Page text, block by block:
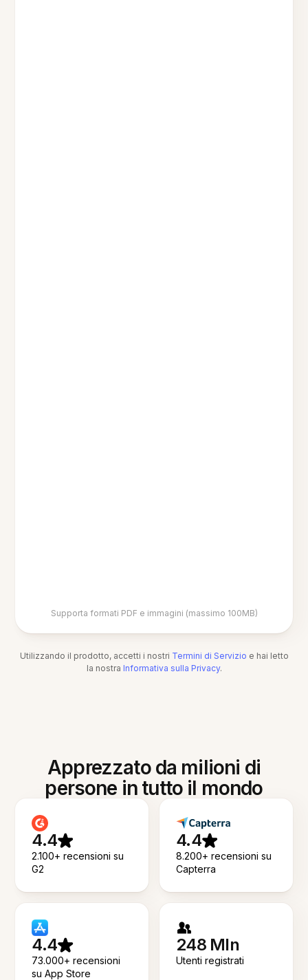
Supporta formati PDF e immagini (massimo 100MB)
Utilizzando il prodotto, accetti i nostri Termini di Servizio e hai letto
la nostra Informativa sulla Privacy.
Apprezzato da milioni di
persone in tutto il mondo
4.4
2.100+ recensioni su
G2
4.4
8.200+ recensioni su
Capterra
4.4
73.000+ recensioni
su App Store
248 Mln
Utenti registrati